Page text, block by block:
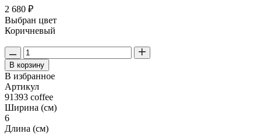
2 680 ₽
Выбран цвет
Коричневый
В корзину
В избранное
Артикул
91393 coffee
Ширина (см)
6
Длина (см)